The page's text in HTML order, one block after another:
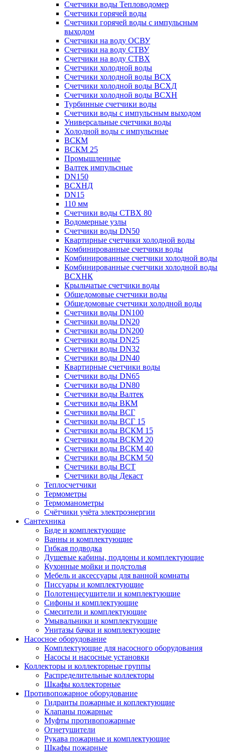
Счетчики воды Тепловодомер
Счетчики горячей воды
Счетчики горячей воды с импульсным
выходом
Счетчики на воду ОСВУ
Счетчики на воду СТВУ
Счетчики на воду СТВХ
Счетчики холодной воды
Счетчики холодной воды ВСХ
Счетчики холодной воды ВСХД
Счетчики холодной воды ВСХН
Турбинные счетчики воды
Счетчики воды с импульсным выходом
Универсальные счетчики воды
Холодной воды с импульсные
ВСКМ
ВСКМ 25
Промышленные
Валтек импульсные
DN150
ВСХНД
DN15
110 мм
Счетчики воды СТВХ 80
Водомерные узлы
Счетчики воды DN50
Квартирные счетчики холодной воды
Комбинированные счетчики воды
Комбинированные счетчики холодной воды
Комбинированные счетчики холодной воды
ВСХНК
Крыльчатые счетчики воды
Общедомовые счетчики воды
Общедомовые счетчики холодной воды
Счетчики воды DN100
Счетчики воды DN20
Счетчики воды DN200
Счетчики воды DN25
Счетчики воды DN32
Счетчики воды DN40
Квартирные счетчики воды
Счетчики воды DN65
Счетчики воды DN80
Счетчики воды Валтек
Счетчики воды ВКМ
Счетчики воды ВСГ
Счетчики воды ВСГ 15
Счетчики воды ВСКМ 15
Счетчики воды ВСКМ 20
Счетчики воды ВСКМ 40
Счетчики воды ВСКМ 50
Счетчики воды ВСТ
Счетчики воды Декаст
Теплосчетчики
Термометры
Термоманометры
Счётчики учёта электроэнергии
Сантехника
Биде и комплектующие
Ванны и комплектующие
Гибкая подводка
Душевые кабины, поддоны и комплектующие
Кухонные мойки и подстолья
Мебель и аксессуары для ванной комнаты
Писсуары и комплектующие
Полотенцесушители и комплектующие
Сифоны и комплектующие
Смесители и комплектующие
Умывальники и комплектующие
Унитазы бачки и комплектующие
Насосное оборудование
Комплектующие для насосного оборудования
Насосы и насосные установки
Коллекторы и коллекторные группы
Распределительные коллекторы
Шкафы коллекторные
Противопожарное оборудование
Гидранты пожарные и коплектующие
Клапаны пожарные
Муфты противопожарные
Огнетушители
Рукава пожарные и комплектующие
Шкафы пожарные